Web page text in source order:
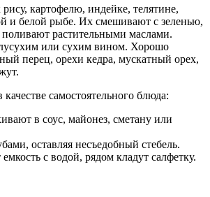
картофелю, индейке, телятине,
и белой рыбе. Их смешивают с зеленью,
растительными маслами.
или сухим вином. Хорошо
перец, орехи кедра, мускатный орех,
самостоятельного блюда:
в соус, майонез, сметану или
оставляя несъедобный стебель.
емкость с водой, рядом кладут салфетку.